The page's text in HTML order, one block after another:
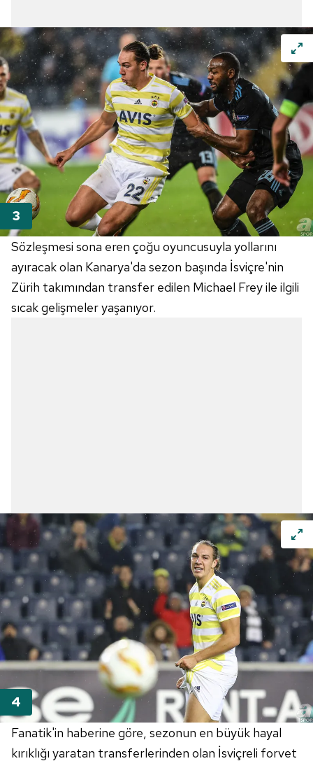
Sözleşmesi sona eren çoğu oyuncusuyla yollarını
ayıracak olan Kanarya'da sezon başında İsviçre'nin
Zürih takımından transfer edilen Michael Frey ile ilgili
sıcak gelişmeler yaşanıyor.
Fanatik'in haberine göre, sezonun en büyük hayal
kırıklığı yaratan transferlerinden olan İsviçreli forvet